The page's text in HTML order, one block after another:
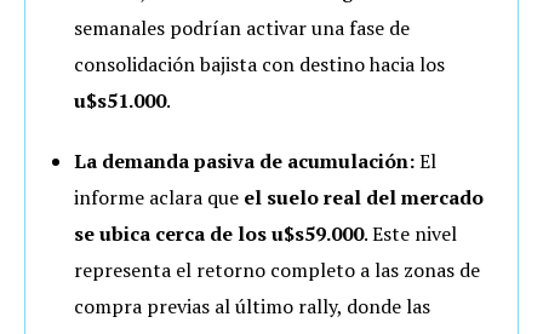
semanales podrían activar una fase de
consolidación bajista con destino hacia los
u$s51.000.
La demanda pasiva de acumulación:El
informe aclara que el suelo real del mercado
se ubica cerca de los u$s59.000. Este nivel
representa el retorno completo a las zonas de
compra previas al último rally, donde las